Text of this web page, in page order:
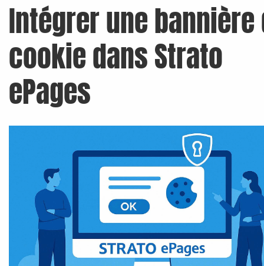
Intégrer une bannière
cookie dans Strato
ePages